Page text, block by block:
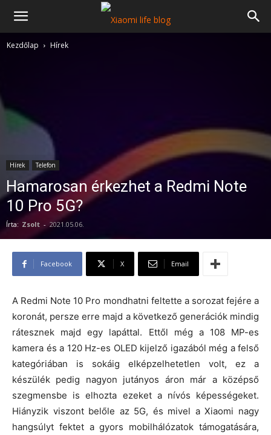
Kezdőlap Hírek
Hírek Telefon
Hamarosan érkezhet a Redmi Note
10 Pro 5G?
Írta: Zsolt - 2021.05.06.
Facebook X Email
A Redmi Note 10 Pro mondhatni feltette a sorozat fejére a
koronát, persze erre majd a következő generációk mindig
rátesznek majd egy lapáttal. Ettől még a 108 MP-es
kamera és a 120 Hz-es OLED kijelző igazából még a felső
kategóriában is sokáig elképzelhetetlen volt, ez a
készülék pedig nagyon jutányos áron már a középső
szegmensbe is elhozta ezeket a nívós képességeket.
Hiányzik viszont belőle az 5G, és mivel a Xiaomi nagy
hangsúlyt fektet a gyors mobilhálózatok támogatására,